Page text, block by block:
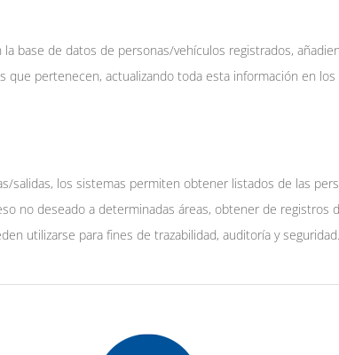
base de datos de personas/vehículos registrados,
que pertenecen, actualizando toda esta información en
salidas, los sistemas permiten obtener listados de las
no deseado a determinadas áreas, obtener de
utilizarse para fines de trazabilidad, auditoría y seguridad.